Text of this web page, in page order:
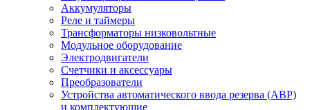
Аккумуляторы
Реле и таймеры
Трансформаторы низковольтные
Модульное оборудование
Электродвигатели
Счетчики и аксессуары
Преобразователи
Устройства автоматического ввода резерва (АВР)
и комплектующие